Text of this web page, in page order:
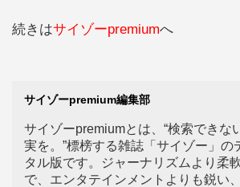
続きはサイゾーpremiumへ
サイゾーpremium編集部
サイゾーpremiumとは、“検索できな
実を。”標榜する雑誌「サイゾー」の
タル版です。ジャーナリズムより柔
で、エンタテインメントよりも鋭い、